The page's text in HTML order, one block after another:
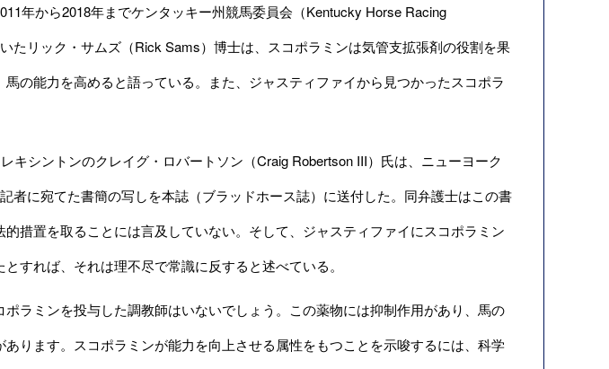
年から2018年までケンタッキー州競馬委員会（Kentucky Horse Racing
たリック・サムズ（Rick Sams）博士は、スコポラミンは気管支拡張剤の役割を果
の能力を高めると語っている。また、ジャスティファイから見つかったスコポラ
キシントンのクレイグ・ロバートソン（Craig Robertson III）氏は、ニューヨーク
者に宛てた書簡の写しを本誌（ブラッドホース誌）に送付した。同弁護士はこの書
措置を取ることには言及していない。そして、ジャスティファイにスコポラミン
すれば、それは理不尽で常識に反すると述べている。
ラミンを投与した調教師はいないでしょう。この薬物には抑制作用があり、馬の
ります。スコポラミンが能力を向上させる属性をもつことを示唆するには、科学